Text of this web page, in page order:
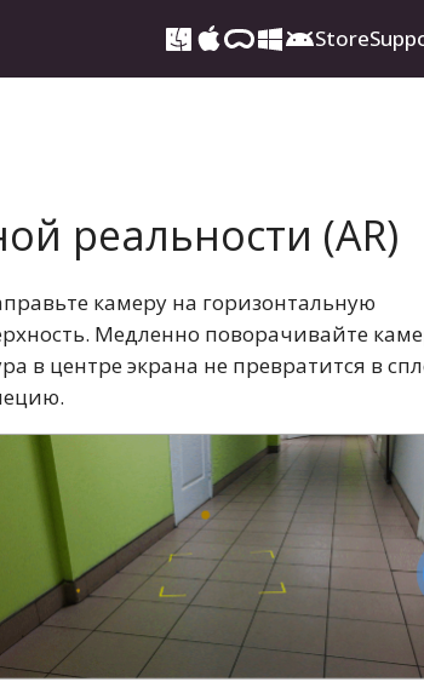
Store
реальности (AR)
камеру на горизонтальную
Медленно поворачивайте
в центре экрана не превратится в